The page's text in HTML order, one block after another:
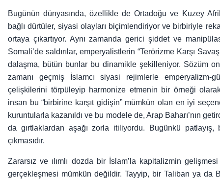
Bugünün dünyasında, özellikle de Ortadoğu ve Kuzey
bağlı dürtüler, siyasi olayları biçimlendiriyor ve birbiriyle
ortaya çıkartıyor. Aynı zamanda gerici şiddet ve
Somali’de saldırılar, emperyalistlerin “Terörizme Karşı
dalaşma, bütün bunlar bu dinamikle şekilleniyor. Sözüm
zamanı geçmiş İslamcı siyasi rejimlerle emperyalizm-
çelişkilerini törpüleyip harmonize etmenin bir örneği
insan bu “birbirine karşıt gidişin” mümkün olan en iyi
kuruntularla kazanıldı ve bu modele de, Arap Baharı’nın
da gırtlaklardan aşağı zorla itiliyordu. Bugünkü
çıkmasıdır.
Zararsız ve ılımlı dozda bir İslam’la kapitalizmin
gerçekleşmesi mümkün değildir. Tayyip, bir Taliban ya da